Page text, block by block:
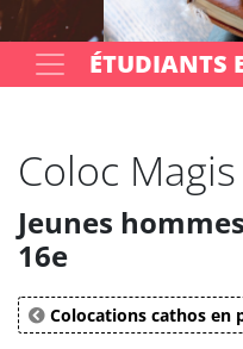
ÉTUDIANTS
Coloc Magis
Jeunes
16e
Colocations cathos en